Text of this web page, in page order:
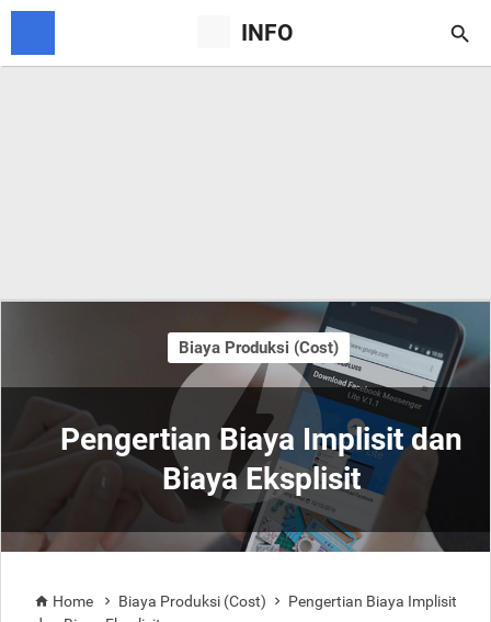
INFO 
Pengertian Biaya Implisit dan
Biaya Eksplisit
Biaya Produksi (Cost)
 Home  Biaya Produksi (Cost) 
Pengertian Biaya Implisit